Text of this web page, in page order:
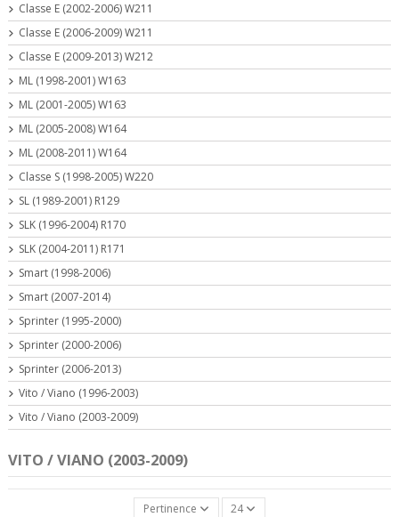
VITO / VIANO (2003-2009)
Pertinence 24
Classe E (2002-2006) W211
Classe E (2006-2009) W211
Classe E (2009-2013) W212
ML (1998-2001) W163
ML (2001-2005) W163
ML (2005-2008) W164
ML (2008-2011) W164
Classe S (1998-2005) W220
SL (1989-2001) R129
SLK (1996-2004) R170
SLK (2004-2011) R171
Smart (1998-2006)
Smart (2007-2014)
Sprinter (1995-2000)
Sprinter (2000-2006)
Sprinter (2006-2013)
Vito / Viano (1996-2003)
Vito / Viano (2003-2009)